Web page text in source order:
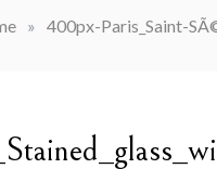
» 400px-Paris_Saint-